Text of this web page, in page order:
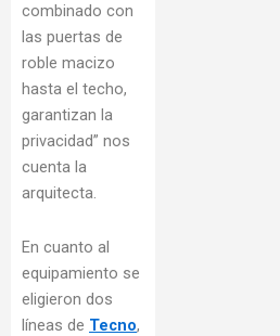
combinado con
las puertas de
roble macizo
hasta el techo,
garantizan la
privacidad” nos
cuenta la
arquitecta.
En cuanto al
equipamiento se
eligieron dos
líneas de Tecno,